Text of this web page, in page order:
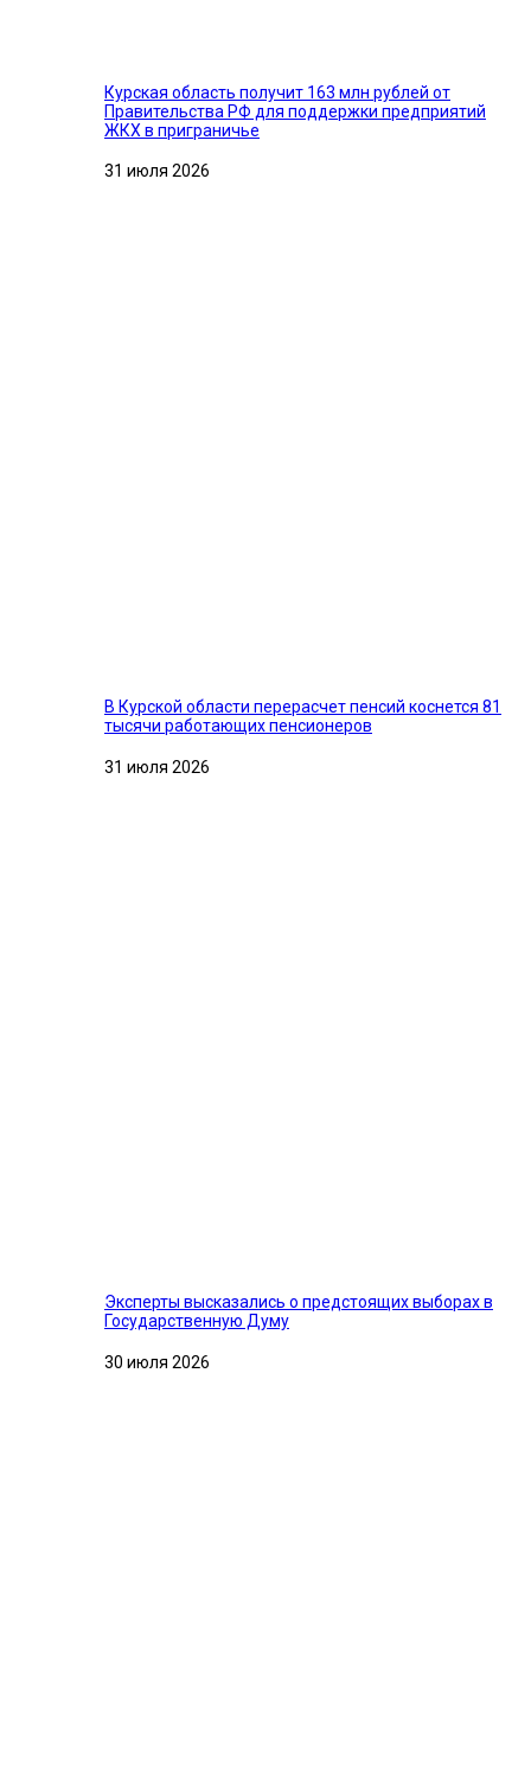
Курская область получит 163 млн рублей от
Правительства РФ для поддержки предприятий
ЖКХ в приграничье
31 июля 2026
В Курской области перерасчет пенсий коснется 81
тысячи работающих пенсионеров
31 июля 2026
Эксперты высказались о предстоящих выборах в
Государственную Думу
30 июля 2026